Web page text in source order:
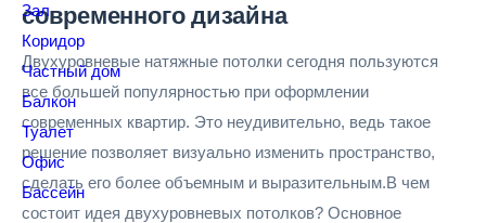
Зал
Коридор
Частный дом
Балкон
Туалет
Офис
Бассейн
современного дизайна
Двухуровневые натяжные потолки сегодня пользуются
все большей популярностью при оформлении
современных квартир. Это неудивительно, ведь такое
решение позволяет визуально изменить пространство,
сделать его более объемным и выразительным.В чем
состоит идея двухуровневых потолков? Основное